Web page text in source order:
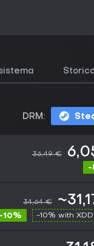
DRM:
36,49 €
-
34,64 €
-10% -10% with